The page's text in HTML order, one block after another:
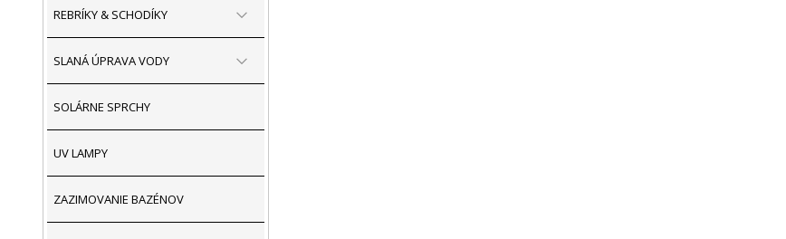
REBRÍKY & SCHODÍKY
SLANÁ ÚPRAVA VODY
SOLÁRNE SPRCHY
UV LAMPY
ZAZIMOVANIE BAZÉNOV